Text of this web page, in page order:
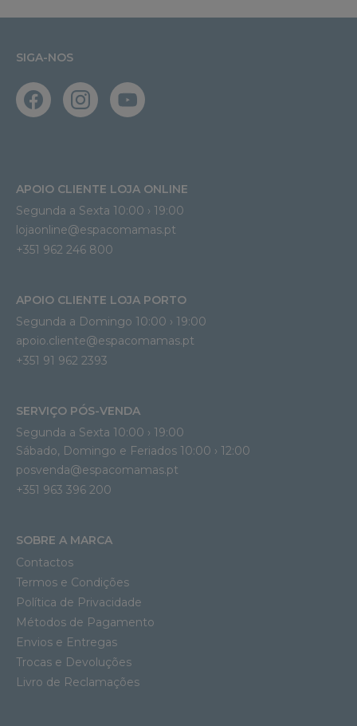
SIGA-NOS
APOIO CLIENTE LOJA ONLINE
Segunda a Sexta 10:00 › 19:00
lojaonline@espacomamas.pt
+351 962 246 800
APOIO CLIENTE LOJA PORTO
Segunda a Domingo 10:00 › 19:00
apoio.cliente@espacomamas.pt
+351 91 962 2393
SERVIÇO PÓS-VENDA
Segunda a Sexta 10:00 › 19:00
Sábado, Domingo e Feriados 10:00 › 12:00
posvenda@espacomamas.pt
+351 963 396 200
SOBRE A MARCA
Contactos
Termos e Condições
Política de Privacidade
Métodos de Pagamento
Envios e Entregas
Trocas e Devoluções
Livro de Reclamações